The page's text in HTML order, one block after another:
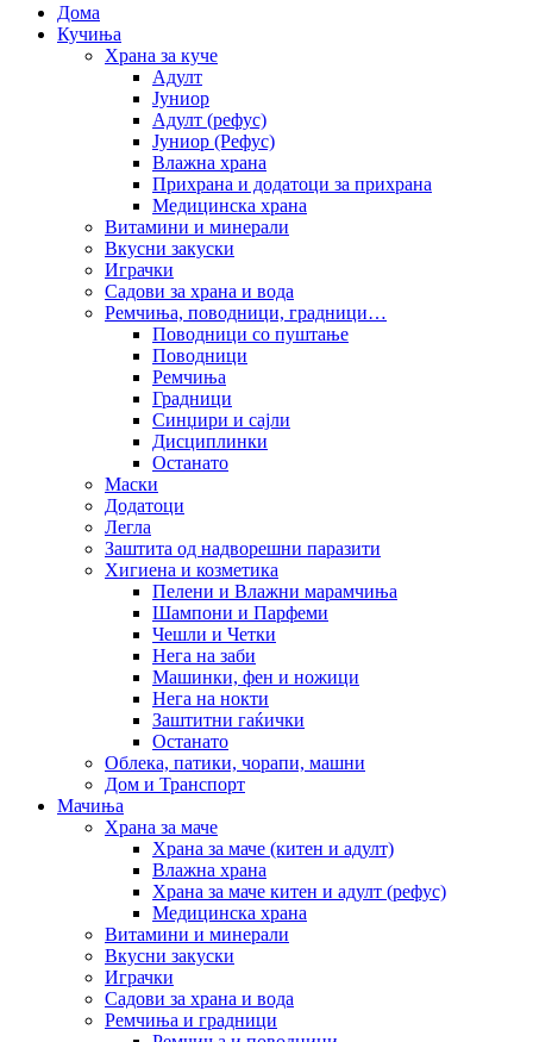
Дома
Кучиња
Храна за куче
Адулт
Јуниор
Адулт (рефус)
Јуниор (Рефус)
Влажна храна
Прихрана и додатоци за прихрана
Медицинска храна
Витамини и минерали
Вкусни закуски
Играчки
Садови за храна и вода
Ремчиња, поводници, градници…
Поводници со пуштање
Поводници
Ремчиња
Градници
Синџири и сајли
Дисциплинки
Останато
Маски
Додатоци
Легла
Заштита од надворешни паразити
Хигиена и козметика
Пелени и Влажни марамчиња
Шампони и Парфеми
Чешли и Четки
Нега на заби
Машинки, фен и ножици
Нега на нокти
Заштитни гаќички
Останато
Облека, патики, чорапи, машни
Дом и Транспорт
Мачиња
Храна за маче
Храна за маче (китен и адулт)
Влажна храна
Храна за маче китен и адулт (рефус)
Медицинска храна
Витамини и минерали
Вкусни закуски
Играчки
Садови за храна и вода
Ремчиња и градници